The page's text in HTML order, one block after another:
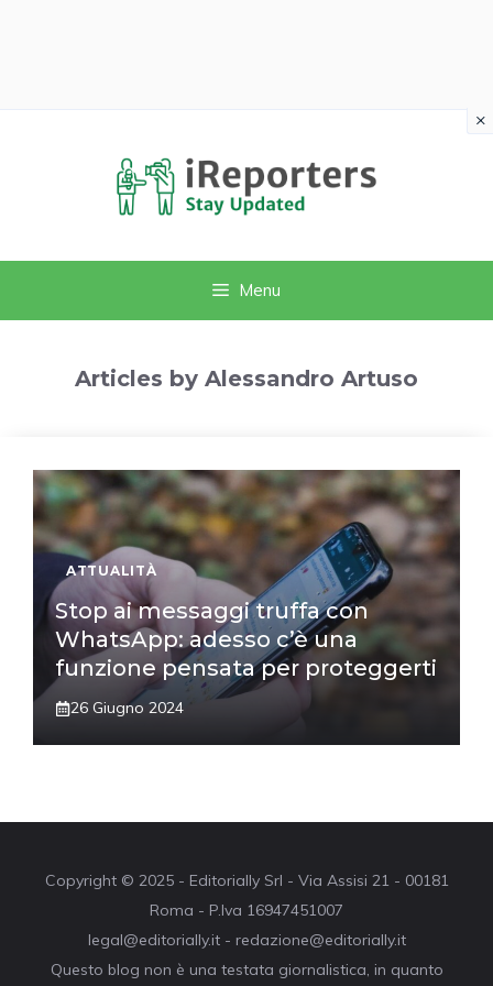
Menu
Articles by Alessandro Artuso
ATTUALITÀ
Stop ai messaggi truffa con
WhatsApp: adesso c’è una
funzione pensata per proteggerti
26 Giugno 2024
Copyright © 2025 - Editorially Srl - Via Assisi 21 - 00181
Roma - P.Iva 16947451007
legal@editorially.it - redazione@editorially.it
Questo blog non è una testata giornalistica, in quanto
×